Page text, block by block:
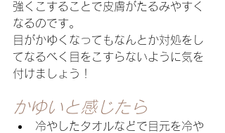
強くこすることで皮膚がたるみやすく
なるのです。
目がかゆくなってもなんとか対処をし
てなるべく目をこすらないように気を
付けましょう！
かゆいと感じたら
冷やしたタオルなどで目元を冷や